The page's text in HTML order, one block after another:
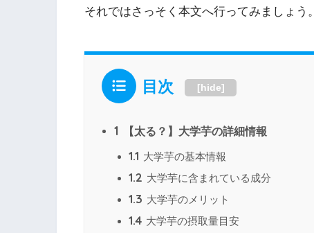
それではさっそく本文へ行ってみましょう。
目次 [hide]
1 【太る？】大学芋の詳細情報
1.1 大学芋の基本情報
1.2 大学芋に含まれている成分
1.3 大学芋のメリット
1.4 大学芋の摂取量目安